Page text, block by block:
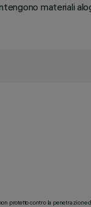
materiali
protetto contro la penetrazione